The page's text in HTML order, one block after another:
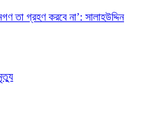
তা গ্রহণ করবে না’: সালাহউদ্দিন